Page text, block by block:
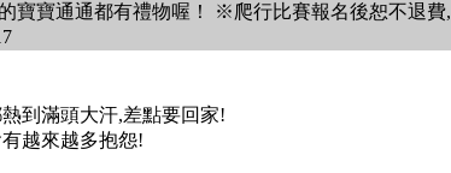
寶寶通通都有禮物喔！ ※爬行比賽報名後恕不退費,
到滿頭大汗,差點要回家!
越來越多抱怨!